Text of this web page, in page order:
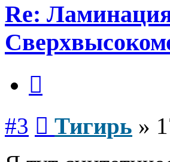
Re:
#3 Тигирь »